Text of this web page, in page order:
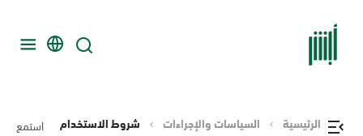
الرئيسية السياسات والإجراءات شروط الاستخدام استمع